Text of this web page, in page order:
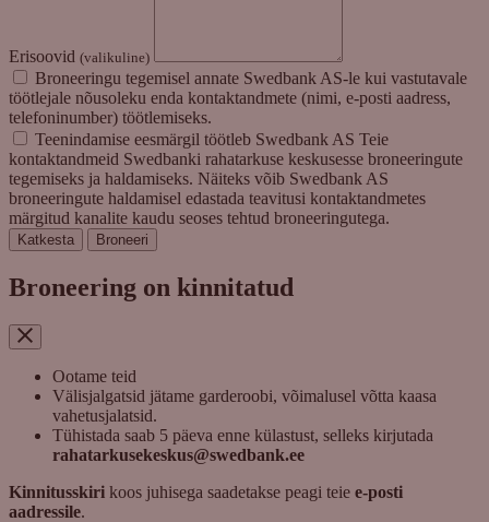
Erisoovid (valikuline)
Broneeringu tegemisel annate Swedbank AS-le kui vastutavale
töötlejale nõusoleku enda kontaktandmete (nimi, e-posti aadress,
telefoninumber) töötlemiseks.
Teenindamise eesmärgil töötleb Swedbank AS Teie
kontaktandmeid Swedbanki rahatarkuse keskusesse broneeringute
tegemiseks ja haldamiseks. Näiteks võib Swedbank AS
broneeringute haldamisel edastada teavitusi kontaktandmetes
märgitud kanalite kaudu seoses tehtud broneeringutega.
Katkesta Broneeri
Broneering on kinnitatud
Ootame teid
Välisjalgatsid jätame garderoobi, võimalusel võtta kaasa
vahetusjalatsid.
Tühistada saab 5 päeva enne külastust, selleks kirjutada
rahatarkusekeskus@swedbank.ee
Kinnitusskiri koos juhisega saadetakse peagi teie e-posti
aadressile.